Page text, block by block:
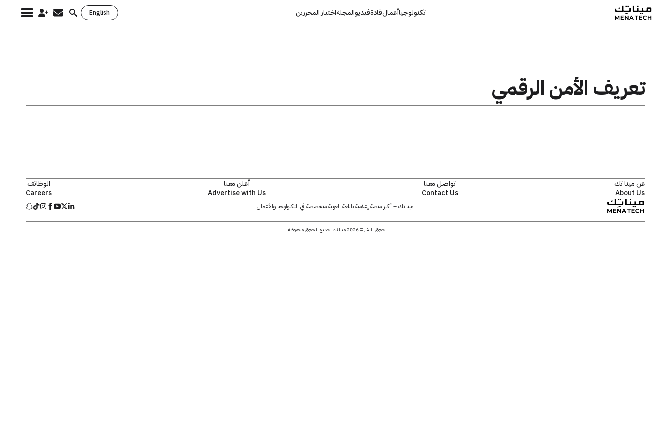
تكنولوجياأعمالقادةفيديوالمجلةاختيار المحررين English
Search
تعريف الأمن الرقمي
عن مينا تك
About Us
تواصل معنا
Contact Us
أعلن معنا
Advertise with Us
الوظائف
Careers
مينا تك – أكبر منصة إعلامية باللغة العربية متخصصة في التكنولوجيا والأعمال
حقوق النشر © 2026 مينا تك. جميع الحقوق محفوظة.